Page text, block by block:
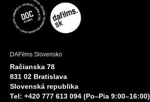
DAFilms Slovensko
Račianska 78
831 02 Bratislava
Slovenská republika
Tel: +420 777 613 094 (Po–Pia 9:00–16:00)